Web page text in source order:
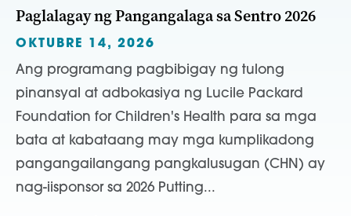
Paglalagay ng Pangangalaga sa Sentro 2026
OKTUBRE 14, 2026
Ang programang pagbibigay ng tulong
pinansyal at adbokasiya ng Lucile Packard
Foundation for Children's Health para sa mga
bata at kabataang may mga kumplikadong
pangangailangang pangkalusugan (CHN) ay
nag-iisponsor sa 2026 Putting...